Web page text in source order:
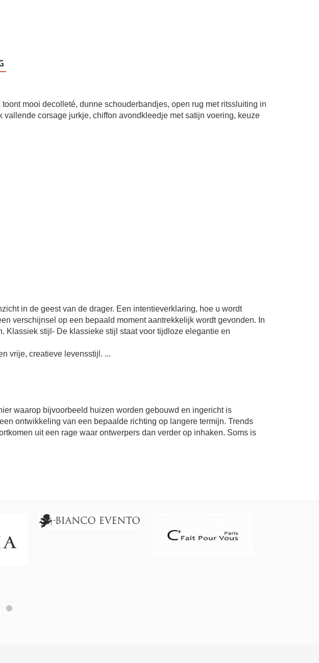
mooi decolleté, dunne schouderbandjes, open rug met ritssluiting in
corsage jurkje, chiffon avondkleedje met satijn voering, keuze
in de geest van de drager. Een intentieverklaring, hoe u wordt
verschijnsel op een bepaald moment aantrekkelijk wordt gevonden. In
Klassiek stijl- De klassieke stijl staat voor tijdloze elegantie en
vrije, creatieve levensstijl. ...
waarop bijvoorbeeld huizen worden gebouwd en ingericht is
ontwikkeling van een bepaalde richting op langere termijn. Trends
uit een rage waar ontwerpers dan verder op inhaken. Soms is